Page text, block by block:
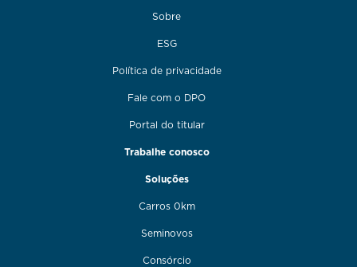
Sobre
ESG
Política de privacidade
Fale com o DPO
Portal do titular
Trabalhe conosco
Soluções
Carros 0km
Seminovos
Consórcio